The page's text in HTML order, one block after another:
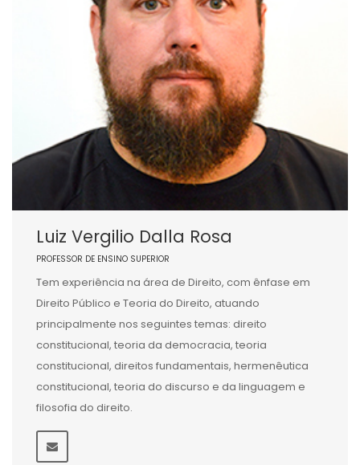
Luiz Vergilio Dalla Rosa
PROFESSOR DE ENSINO SUPERIOR
Tem experiência na área de Direito, com ênfase em
Direito Público e Teoria do Direito, atuando
principalmente nos seguintes temas: direito
constitucional, teoria da democracia, teoria
constitucional, direitos fundamentais, hermenêutica
constitucional, teoria do discurso e da linguagem e
filosofia do direito.